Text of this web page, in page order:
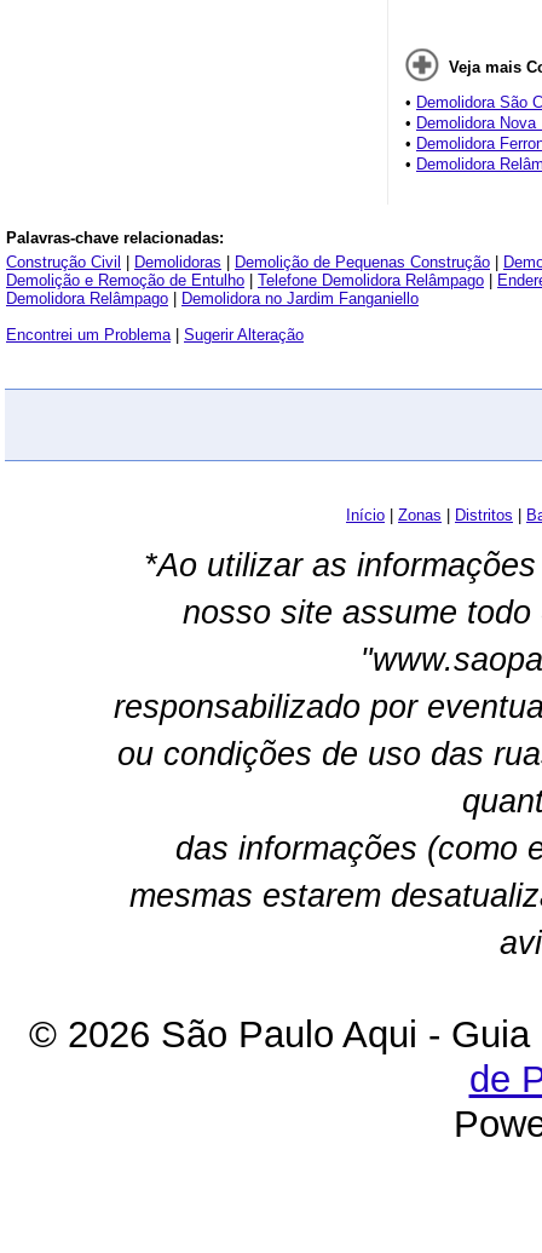
Veja mais
• Demolidora São
• Demolidora Nova
• Demolidora
• Demolidora
Palavras-chave relacionadas:
Construção Civil
Demolidoras Demolição de Pequenas Construção
Demolição e Remoção de Entulho
Telefone Demolidora Relâmpago
Demolidora Relâmpago
Demolidora no Jardim Fanganiello
Encontrei um Problema| Sugerir Alteração
Início Zonas Distritos
*Ao utilizar as
nosso site assume
responsabilizado por
ou condições de uso das
das informações (como
mesmas estarem
© 2026 São Paulo Aqui -
de